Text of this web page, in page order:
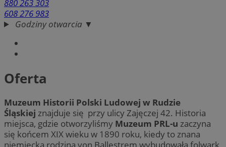
880 263 303
608 276 983
Godziny otwarcia ▼
Oferta
Muzeum Historii Polski Ludowej w Rudzie
Śląskiej znajduje się przy ulicy Zajęczej 42. Historia
miejsca, gdzie otworzyliśmy Muzeum PRL-u zaczyna
się końcem XIX wieku w 1890 roku, kiedy to znana